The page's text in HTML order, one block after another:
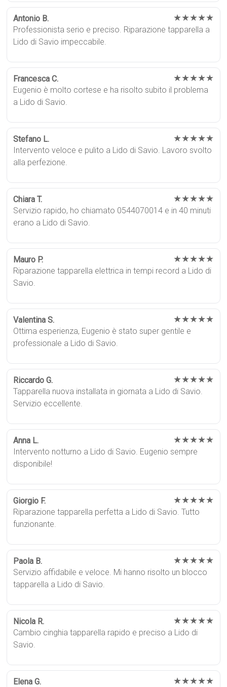
Antonio B. ★★★★★
Professionista serio e preciso. Riparazione tapparella a
Lido di Savio impeccabile.
Francesca C. ★★★★★
Eugenio è molto cortese e ha risolto subito il problema
a Lido di Savio.
Stefano L. ★★★★★
Intervento veloce e pulito a Lido di Savio. Lavoro svolto
alla perfezione.
Chiara T. ★★★★★
Servizio rapido, ho chiamato 0544070014 e in 40 minuti
erano a Lido di Savio.
Mauro P. ★★★★★
Riparazione tapparella elettrica in tempi record a Lido di
Savio.
Valentina S. ★★★★★
Ottima esperienza, Eugenio è stato super gentile e
professionale a Lido di Savio.
Riccardo G. ★★★★★
Tapparella nuova installata in giornata a Lido di Savio.
Servizio eccellente.
Anna L. ★★★★★
Intervento notturno a Lido di Savio. Eugenio sempre
disponibile!
Giorgio F. ★★★★★
Riparazione tapparella perfetta a Lido di Savio. Tutto
funzionante.
Paola B. ★★★★★
Servizio affidabile e veloce. Mi hanno risolto un blocco
tapparella a Lido di Savio.
Nicola R. ★★★★★
Cambio cinghia tapparella rapido e preciso a Lido di
Savio.
Elena G. ★★★★★